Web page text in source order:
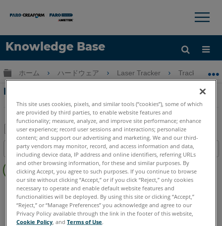
Knowledge Base
言語
ヘルプ サインイン
×
グローバル階層を展開/折りたたむ
ホーム ハードウェア Laser Tracker Tracker
Laser Trackerで使用する SMR ネストやツー
リングキットの校正証明書の利用可能性
PDF
と
し
て
目次
ッ
ダ
ー
な
し
Laser Tracker Vantage S Vantage S6 Vantage E
Vantage E6 Vantage ION Si X Xi
This site uses cookies, pixels, and similar tools (“cookies”), some of which
are provided by third parties, to enable website features and
functionality; measure, analyze, and improve site performance; enhance
user experience; record user sessions and interactions; personalize
content; and support our advertising and marketing. We and our third-
party vendors may monitor, record, and access information and data,
including device data, IP address and online identifiers, referring URLs
and other browsing information, for these and similar purposes. By
clicking Accept, you agree to such purposes. If you continue to browse
our site without clicking “Accept,” or if you click “Reject,” only cookies
necessary to operate and enable default website features and
functionalities will be deployed. By using this site or clicking “Accept,”
“Reject,” or “Manage Preferences” you acknowledge and agree to our
Privacy Policy available through the link in the footer of this website,
Cookie Policy , andTerms of Use.